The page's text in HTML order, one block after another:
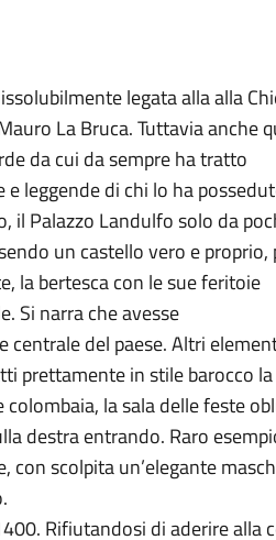
legata alla alla
La Bruca. Tuttavia anche
da cui da sempre ha tratto
leggende di chi lo ha
il Palazzo Landulfo solo da
un castello vero e proprio,
la bertesca con le sue feritoie
Si narra che avesse
centrale del paese. Altri
prettamente in stile barocco
la sala delle feste
destra entrando. Raro
scolpita un’elegante
Rifiutandosi di aderire alla